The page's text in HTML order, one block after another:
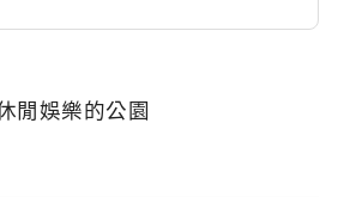
閒娛樂的公園